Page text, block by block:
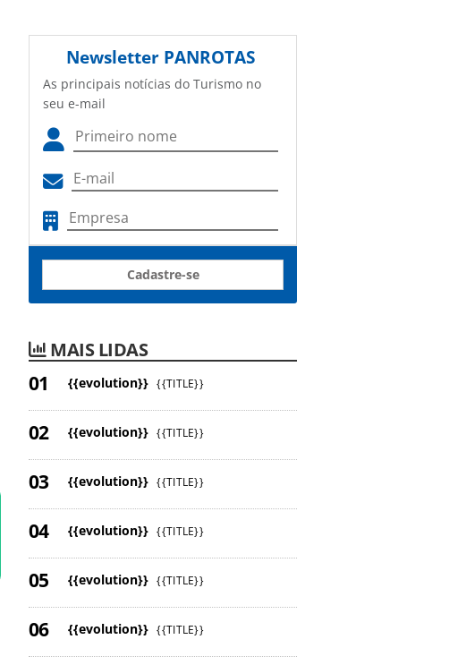
Newsletter PANROTAS
As principais notícias do Turismo no
seu e-mail
Cadastre-se
MAIS LIDAS
{{evolution}} {{TITLE}}
{{evolution}} {{TITLE}}
{{evolution}} {{TITLE}}
{{evolution}} {{TITLE}}
{{evolution}} {{TITLE}}
{{evolution}} {{TITLE}}